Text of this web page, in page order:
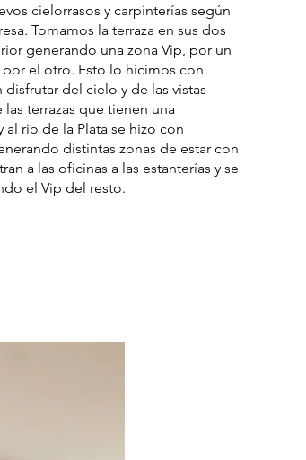
cielorrasos y carpinterías según
Tomamos la terraza en sus dos
generando una zona Vip, por un
el otro. Esto lo hicimos con
del cielo y de las vistas
terrazas que tienen una
rio de la Plata se hizo con
distintas zonas de estar con
a las oficinas a las estanterías y se
el Vip del resto.